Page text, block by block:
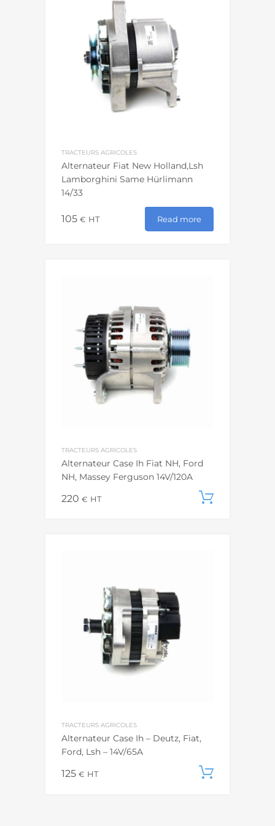
TRACTEURS AGRICOLES
Alternateur Fiat New Holland,Lsh
Lamborghini Same Hürlimann
14/33
105 € HT Read more
TRACTEURS AGRICOLES
Alternateur Case Ih Fiat NH, Ford
NH, Massey Ferguson 14V/120A
220 € HT
TRACTEURS AGRICOLES
Alternateur Case Ih – Deutz, Fiat,
Ford, Lsh – 14V/65A
125 € HT